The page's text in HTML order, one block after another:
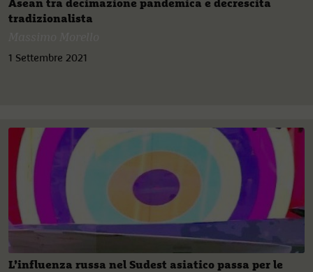
Asean tra decimazione pandemica e decrescita
tradizionalista
1 Settembre 2021
L’influenza russa nel Sudest asiatico passa per le